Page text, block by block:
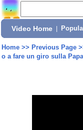
Video Home
Home>> Previous Page
o a fare un giro sulla